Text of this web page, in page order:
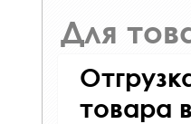
Для
товара